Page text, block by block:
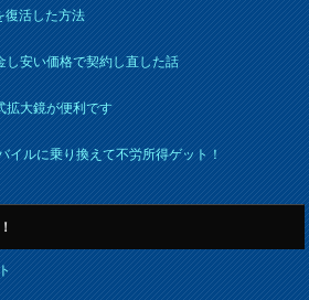
復活した方法
し安い価格で契約し直した話
拡大鏡が便利です
イルに乗り換えて不労所得ゲット！